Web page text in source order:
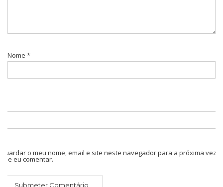
Nome *
Guardar o meu nome, email e site neste navegador para a próxima vez
que eu comentar.